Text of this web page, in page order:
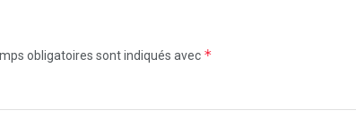
obligatoires sont indiqués avec *